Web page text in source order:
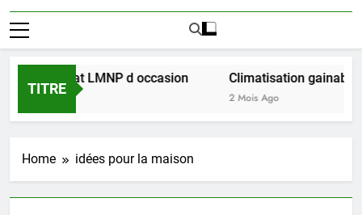
TITRE
l achat LMNP d occasion Climatisation gainable
2 Mois Ago
Home idées pour la maison